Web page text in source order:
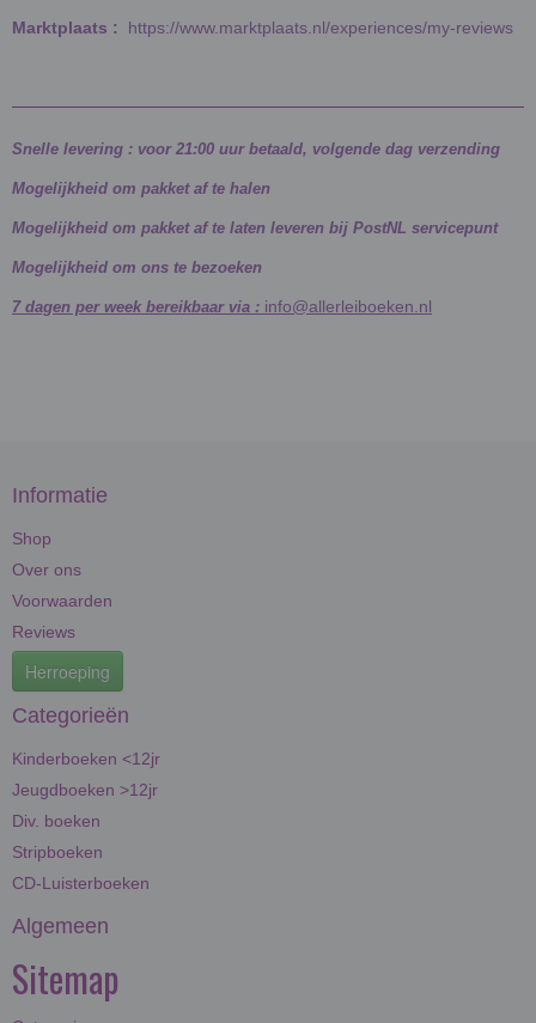
Marktplaats : https://www.marktplaats.nl/experiences/my-reviews
Snelle levering : voor 21:00 uur betaald, volgende dag verzending
Mogelijkheid om pakket af te halen
Mogelijkheid om pakket af te laten leveren bij PostNL servicepunt
Mogelijkheid om ons te bezoeken
7 dagen per week bereikbaar via : info@allerleiboeken.nl
Informatie
Shop
Over ons
Voorwaarden
Reviews
Herroeping
Categorieën
Kinderboeken <12jr
Jeugdboeken >12jr
Div. boeken
Stripboeken
CD-Luisterboeken
Algemeen
Sitemap